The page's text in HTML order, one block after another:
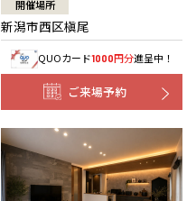
開催場所
新潟市西区槇尾
QUOカード1000円分進呈中！
ご来場予約